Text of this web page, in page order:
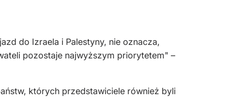
do Izraela i Palestyny, nie oznacza,
pozostaje najwyższym priorytetem" –
których przedstawiciele również byli